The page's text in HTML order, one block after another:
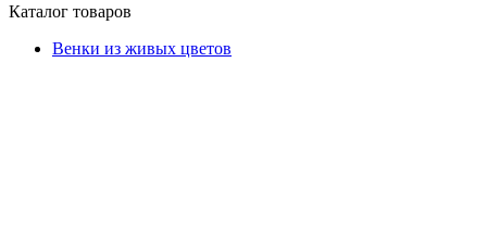
Каталог товаров
Венки из живых цветов